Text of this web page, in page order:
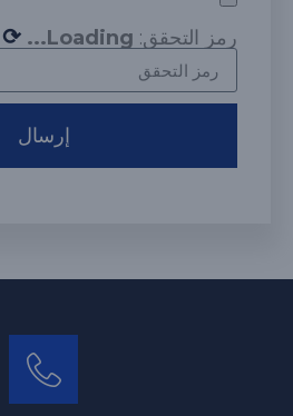
رمز التحقق: Loading...
⟳
إرسال